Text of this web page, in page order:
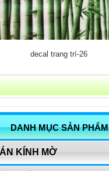
decal trang trí-26
DANH MỤC SẢN PHẨM
KÍNH MỜ